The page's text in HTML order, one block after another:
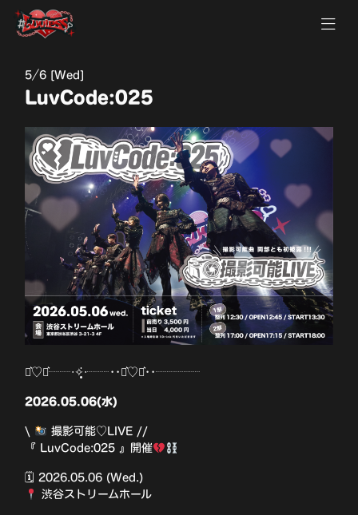
5 6 [Wed]
LuvCode:025
⋆͛♡⋆͛┈┈‧✧̣̥̇‧┈┈••⋆͛♡⋆͛••┈┈┈┈
2026.05.06(水)
\
撮影可能♡LIVE //
『 LuvCode:025 』開催
🗓 2026.05.06 (Wed.)
渋谷ストリームホール